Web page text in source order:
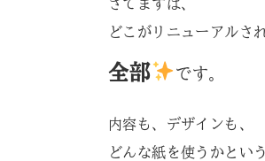
さてまずは、
どこがリニューアルさ
全部 です。
内容も、デザインも、
どんな紙を使うかとい